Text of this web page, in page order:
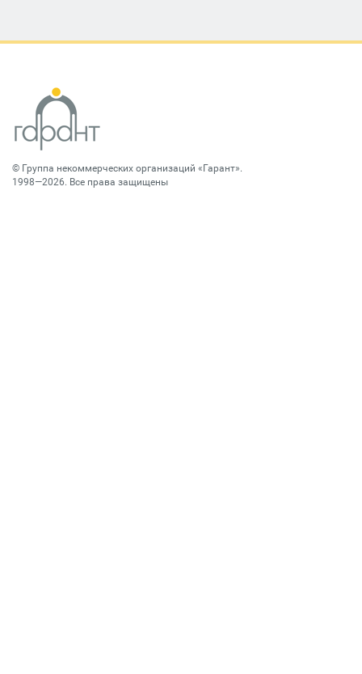
© Группа некоммерческих организаций «Гарант».
1998—2026. Все права защищены